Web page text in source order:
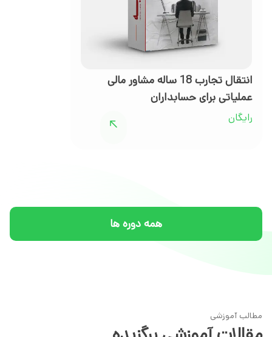
انتقال تجارب 18 ساله مشاور مالی
عملیاتی برای حسابداران
رایگان
همه دوره ها
مطالب آموزشی